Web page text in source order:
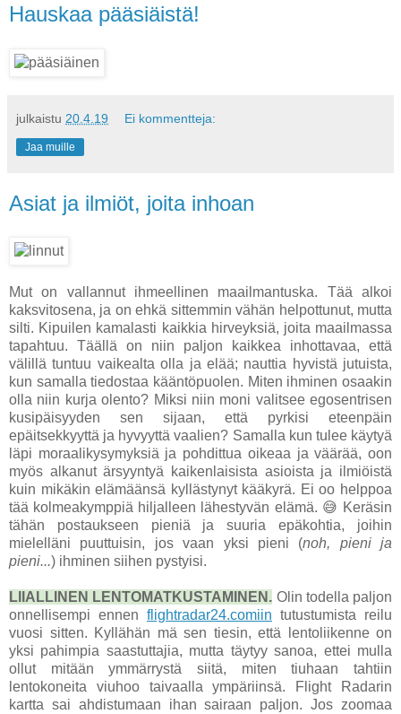
Hauskaa pääsiäistä!
julkaistu 20.4.19 Ei kommentteja:
Jaa muille
Asiat ja ilmiöt, joita inhoan
Mut on vallannut ihmeellinen maailmantuska. Tää alkoi
kaksvitosena, ja on ehkä sittemmin vähän helpottunut, mutta
silti. Kipuilen kamalasti kaikkia hirveyksiä, joita maailmassa
tapahtuu. Täällä on niin paljon kaikkea inhottavaa, että
välillä tuntuu vaikealta olla ja elää; nauttia hyvistä jutuista,
kun samalla tiedostaa kääntöpuolen. Miten ihminen osaakin
olla niin kurja olento? Miksi niin moni valitsee egosentrisen
kusipäisyyden sen sijaan, että pyrkisi eteenpäin
epäitsekkyyttä ja hyvyyttä vaalien? Samalla kun tulee käytyä
läpi moraalikysymyksiä ja pohdittua oikeaa ja väärää, oon
myös alkanut ärsyyntyä kaikenlaisista asioista ja ilmiöistä
kuin mikäkin elämäänsä kyllästynyt kääkyrä. Ei oo helppoa
tää kolmeakymppiä hiljalleen lähestyvän elämä. 😅 Keräsin
tähän postaukseen pieniä ja suuria epäkohtia, joihin
mielelläni puuttuisin, jos vaan yksi pieni (noh, pieni ja
pieni...) ihminen siihen pystyisi.
LIIALLINEN LENTOMATKUSTAMINEN. Olin todella paljon
onnellisempi ennen flightradar24.comiin tutustumista reilu
vuosi sitten. Kyllähän mä sen tiesin, että lentoliikenne on
yksi pahimpia saastuttajia, mutta täytyy sanoa, ettei mulla
ollut mitään ymmärrystä siitä, miten tiuhaan tahtiin
lentokoneita viuhoo taivaalla ympäriinsä. Flight Radarin
kartta sai ahdistumaan ihan sairaan paljon. Jos zoomaa